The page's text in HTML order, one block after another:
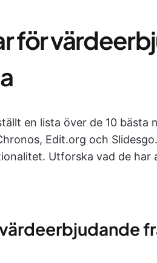
för
en lista över de 10 bästa
Edit.org och
Utforska vad de